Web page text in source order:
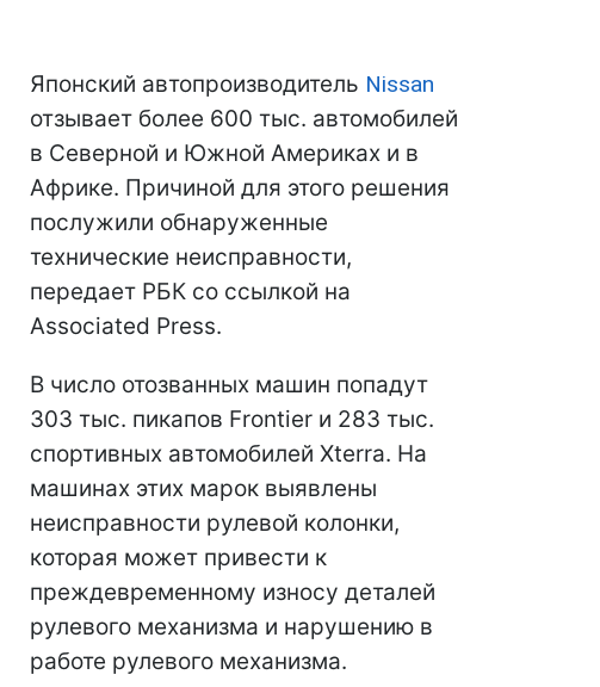
Японский автопроизводитель Nissan
отзывает более 600 тыс. автомобилей
в Северной и Южной Америках и в
Африке. Причиной для этого решения
послужили обнаруженные
технические неисправности,
передает РБК со ссылкой на
Assoсiated Press.
В число отозванных машин попадут
303 тыс. пикапов Frontier и 283 тыс.
спортивных автомобилей Xterra. На
машинах этих марок выявлены
неисправности рулевой колонки,
которая может привести к
преждевременному износу деталей
рулевого механизма и нарушению в
работе рулевого механизма.